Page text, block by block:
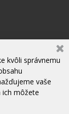
kvôli správnemu
vaše
ich môžete